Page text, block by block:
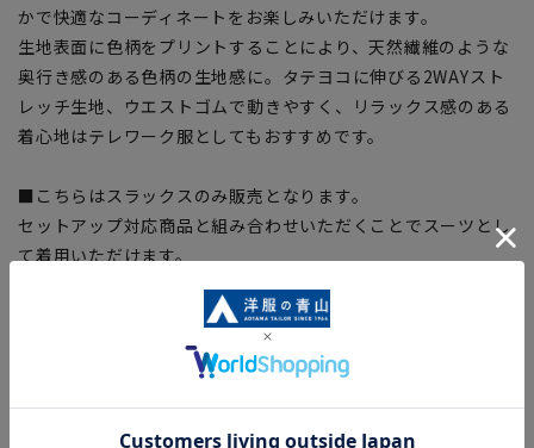
かで快適なコーディネートをお楽しみいただけます。
生地表面に色柄をプリントすることにより、天然繊維のような
奥行き感のある色柄の生地感に。タテヨコに伸びる2WAYスト
レッチ生地、ウエストゴムで動きやすく、リラックス感のある
着心地はテレワーク服としてもおすすめです。
■こちらはスラックスのみ販売となります。
セットアップ対応商品と組み合わせいただくことでスーツとし
て着用いただけます。
ジャケット：AJSZ2504
※セットアップ対応商品は在庫切れの場合がございます。
こちらの商品の裾直しをする場合は店舗にて承ります。補正料
金については店舗へお問い合わせください。商品の股下以上の